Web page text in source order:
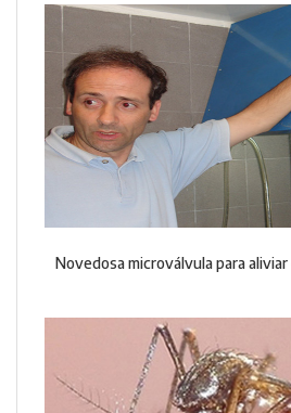
Novedosa microválvula para aliviar